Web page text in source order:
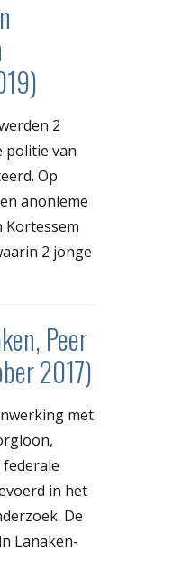
2
politie van
Op
anonieme
Kortessem
2 jonge
Peer
2017)
met
in het
De
Lanaken-